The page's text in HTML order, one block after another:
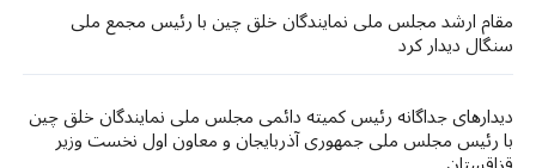
مقام ارشد مجلس ملی نمایندگان خلق چین با رئیس مجمع ملی
سنگال دیدار کرد
دیدارهای جداگانه رئیس کمیته دائمی مجلس ملی نمایندگان خلق چین
با رئیس مجلس ملی جمهوری آذربایجان و معاون اول نخست وزیر